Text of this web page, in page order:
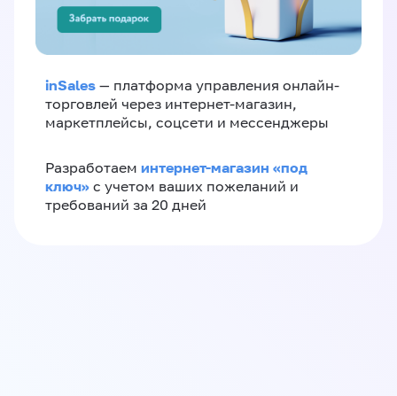
inSales — платформа управления онлайн-
торговлей через интернет-магазин,
маркетплейсы, соцсети и мессенджеры
Разработаем интернет-магазин «‎под
ключ»‎ с учетом ваших пожеланий и
требований за 20 дней